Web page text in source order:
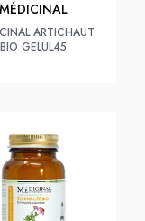
MÉDICINAL
ARTICHAUT
BIO GELUL45